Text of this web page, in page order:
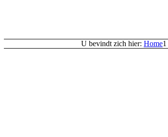
U bevindt zich hier: Home1